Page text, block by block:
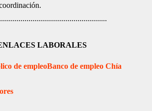
LABORALES
de empleoBanco de empleo Chía